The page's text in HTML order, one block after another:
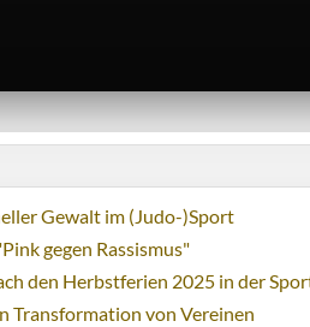
Gewalt im (Judo-)Sport
gegen Rassismus"
den Herbstferien 2025 in der
Transformation von Vereinen